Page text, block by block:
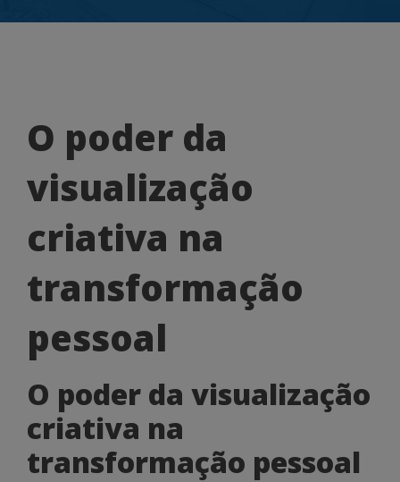
O
poder
da
visualização
criativa
na
transformação
pessoal
O poder da
visualização
criativa na
transformação
pessoal
O poder da visualização
criativa na
transformação pessoal